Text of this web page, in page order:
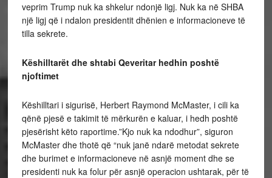
veprim Trump nuk ka shkelur ndonjë ligj. Nuk ka në SHBA
një ligj që i ndalon presidentit dhënien e informacioneve të
tilla sekrete.
Këshilltarët dhe shtabi Qeveritar hedhin poshtë
njoftimet
Këshilltari i sigurisë, Herbert Raymond McMaster, i cili ka
qënë pjesë e takimit të mërkurën e kaluar, i hedh poshtë
pjesërisht këto raportime.”Kjo nuk ka ndodhur”, siguron
McMaster dhe thotë që “nuk janë ndarë metodat sekrete
dhe burimet e informacioneve në asnjë moment dhe se
presidenti nuk ka folur për asnjë operacion ushtarak, për të